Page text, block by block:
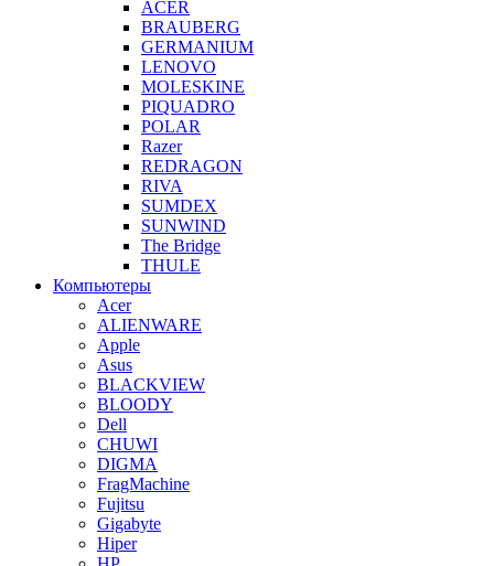
ACER
BRAUBERG
GERMANIUM
LENOVO
MOLESKINE
PIQUADRO
POLAR
Razer
REDRAGON
RIVA
SUMDEX
SUNWIND
The Bridge
THULE
Компьютеры
Acer
ALIENWARE
Apple
Asus
BLACKVIEW
BLOODY
Dell
CHUWI
DIGMA
FragMachine
Fujitsu
Gigabyte
Hiper